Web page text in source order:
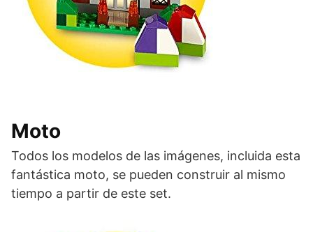
Moto
Todos los modelos de las imágenes, incluida esta
fantástica moto, se pueden construir al mismo
tiempo a partir de este set.